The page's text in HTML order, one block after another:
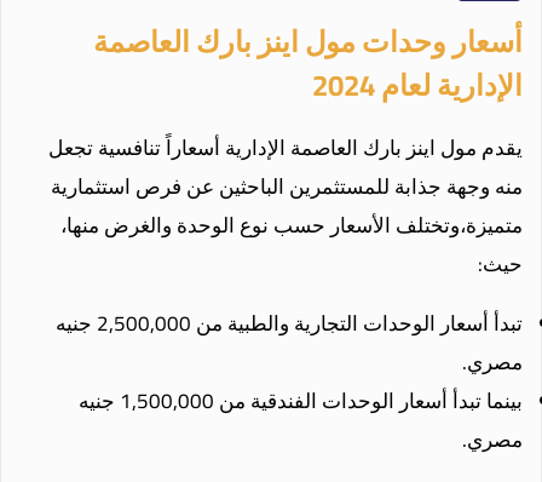
أسعار وحدات مول اينز بارك العاصمة
الإدارية لعام 2024
يقدم مول اينز بارك العاصمة الإدارية أسعاراً تنافسية تجعل
منه وجهة جذابة للمستثمرين الباحثين عن فرص استثمارية
متميزة،وتختلف الأسعار حسب نوع الوحدة والغرض منها،
حيث:
تبدأ أسعار الوحدات التجارية والطبية من 2,500,000 جنيه
مصري.
بينما تبدأ أسعار الوحدات الفندقية من 1,500,000 جنيه
مصري.